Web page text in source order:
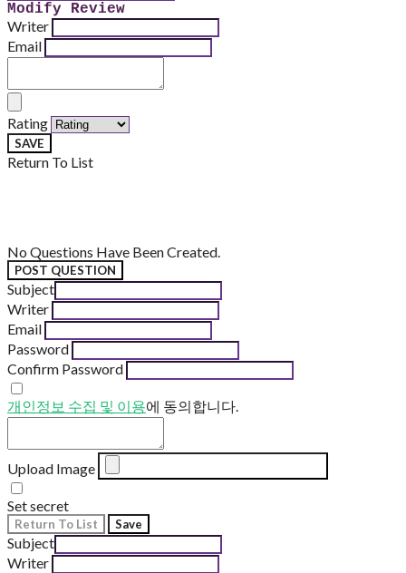
Modify Review
Writer
Email
Rating
SAVE
Return To List
No Questions Have Been Created.
POST QUESTION
Subject
Writer
Email
Password
Confirm Password
개인정보 수집 및 이용에 동의합니다.
Upload Image
Set secret
Return To List Save
Subject
Writer